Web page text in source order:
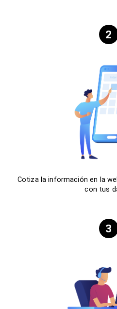
2
Cotiza la información en la
con tus
3